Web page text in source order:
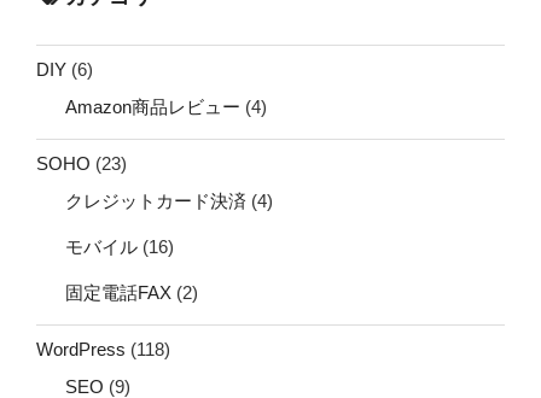
DIY (6)
Amazon商品レビュー (4)
SOHO (23)
クレジットカード決済 (4)
モバイル (16)
固定電話FAX (2)
WordPress (118)
SEO (9)